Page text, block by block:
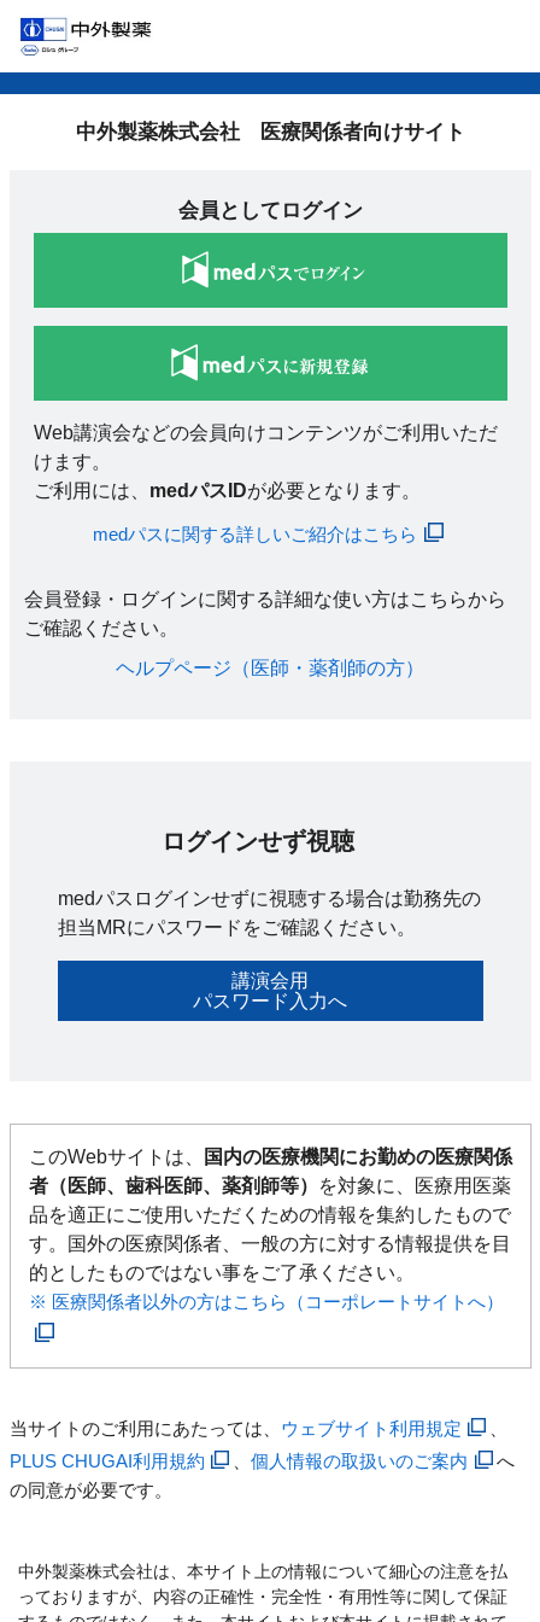
中外製薬株式会社 医療関係者向けサイト
会員としてログイン
Web講演会などの会員向けコンテンツがご利用いただ
けます。
ご利用には、 medパスIDが必要となります。
medパスに関する詳しいご紹介はこちら
会員登録・ログインに関する詳細な使い方はこちらから
ご確認ください。​
ヘルプページ（医師・薬剤師の方）​
ログインせず視聴
medパスログインせずに視聴する場合は勤務先の
担当MRにパスワードをご確認ください。
講演会用
パスワード入力へ
このWebサイトは、
国内の医療機関にお勤めの医療関係
者（医師、歯科医師、薬剤師等）
を対象に、医療用医薬
品を適正にご使用いただくための情報を集約したもので
す。国外の医療関係者、一般の方に対する情報提供を目
的としたものではない事をご了承ください。
※ 医療関係者以外の方はこちら（コーポレートサイトへ）
当サイトのご利用にあたっては、 ウェブサイト利用規定
PLUS CHUGAI利用規約
、個人情報の取扱いのご案内
へ
の同意が必要です。
中外製薬株式会社は、本サイト上の情報について細心の注意を払
っておりますが、内容の正確性・完全性・有用性等に関して保証